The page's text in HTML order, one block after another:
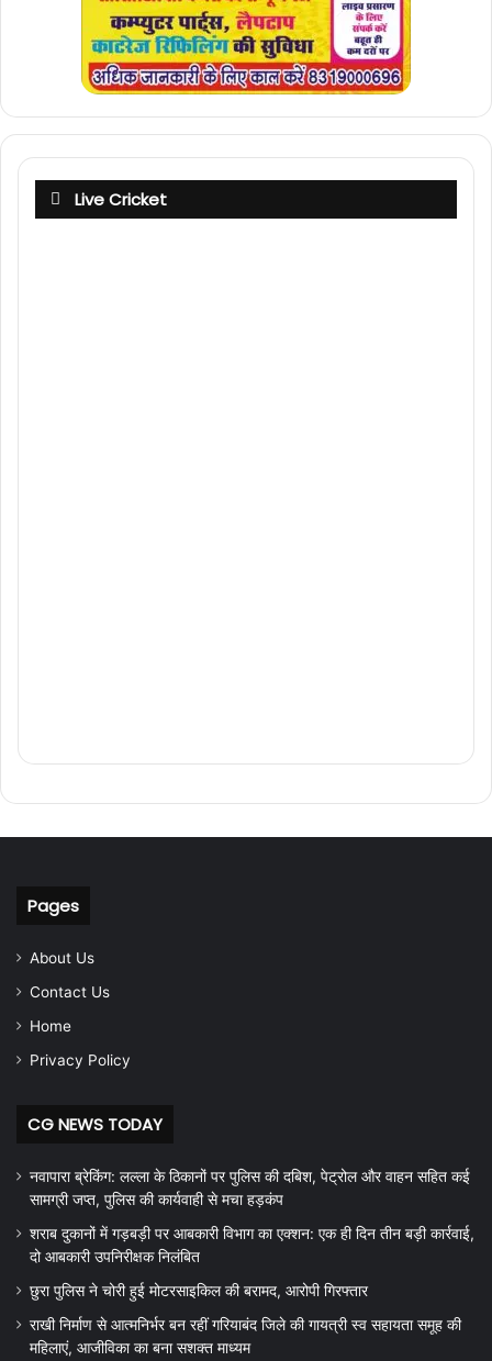
Live Cricket
Pages
About Us
Contact Us
Home
Privacy Policy
CG NEWS TODAY
नवापारा ब्रेकिंग: लल्ला के ठिकानों पर पुलिस की दबिश, पेट्रोल और वाहन सहित कई
सामग्री जप्त, पुलिस की कार्यवाही से मचा हड़कंप
शराब दुकानों में गड़बड़ी पर आबकारी विभाग का एक्शन: एक ही दिन तीन बड़ी कार्रवाई,
दो आबकारी उपनिरीक्षक निलंबित
छुरा पुलिस ने चोरी हुई मोटरसाइकिल की बरामद, आरोपी गिरफ्तार
राखी निर्माण से आत्मनिर्भर बन रहीं गरियाबंद जिले की गायत्री स्व सहायता समूह की
महिलाएं, आजीविका का बना सशक्त माध्यम